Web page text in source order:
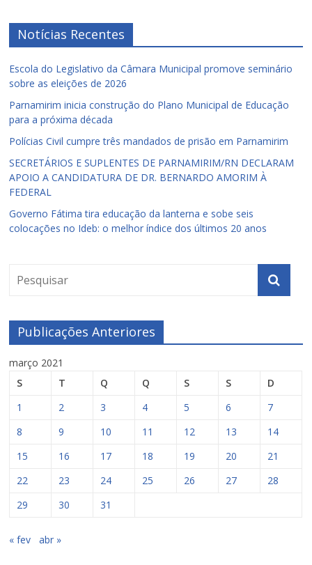
Notícias Recentes
Escola do Legislativo da Câmara Municipal promove seminário
sobre as eleições de 2026
Parnamirim inicia construção do Plano Municipal de Educação
para a próxima década
Polícias Civil cumpre três mandados de prisão em Parnamirim
SECRETÁRIOS E SUPLENTES DE PARNAMIRIM/RN DECLARAM
APOIO A CANDIDATURA DE DR. BERNARDO AMORIM À
FEDERAL
Governo Fátima tira educação da lanterna e sobe seis
colocações no Ideb: o melhor índice dos últimos 20 anos
Publicações Anteriores
março 2021
S
T Q Q S S
D
1
2 3 4 5 6
7
8
9 10 11 12 13
14
15
16 17 18 19 20
21
22
23 24 25 26 27
28
29
30 31
« fev abr »